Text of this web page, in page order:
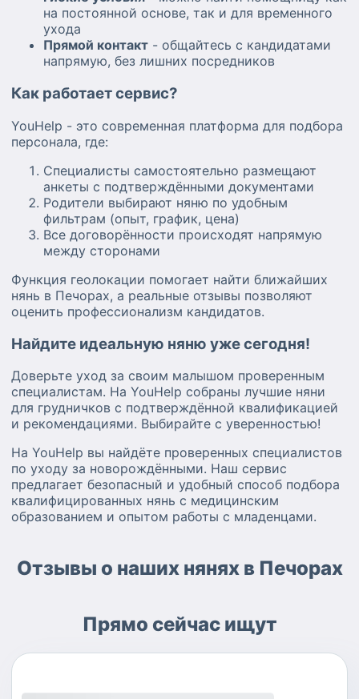
на постоянной основе, так и для временного
ухода
Прямой контакт - общайтесь с кандидатами
напрямую, без лишних посредников
Как работает сервис?
YouHelp - это современная платформа для подбора
персонала, где:
Специалисты самостоятельно размещают
анкеты с подтверждёнными документами
Родители выбирают няню по удобным
фильтрам (опыт, график, цена)
Все договорённости происходят напрямую
между сторонами
Функция геолокации помогает найти ближайших
нянь в Печорах, а реальные отзывы позволяют
оценить профессионализм кандидатов.
Найдите идеальную няню уже сегодня!
Доверьте уход за своим малышом проверенным
специалистам. На YouHelp собраны лучшие няни
для грудничков с подтверждённой квалификацией
и рекомендациями. Выбирайте с уверенностью!
На YouHelp вы найдёте проверенных специалистов
по уходу за новорождёнными. Наш сервис
предлагает безопасный и удобный способ подбора
квалифицированных нянь с медицинским
образованием и опытом работы с младенцами.
Отзывы о наших нянях в Печорах
Прямо сейчас ищут